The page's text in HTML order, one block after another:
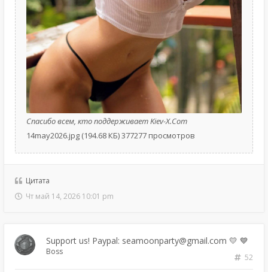
Спасибо всем, кто поддерживает Kiev-X.Com
14may2026.jpg (194.68 КБ) 377277 просмотров
Цитата
Чт май 14, 2026 10:01 pm
Support us! Paypal: seamoonparty@gmail.com 💛 💙
52
Boss